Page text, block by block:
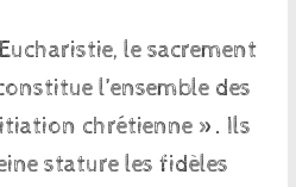
le sacrement
l’ensemble des
chrétienne ». Ils
stature les fidèles